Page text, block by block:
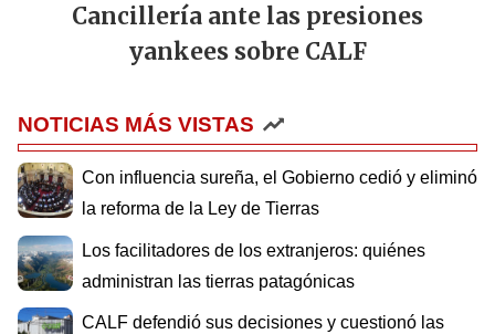
Cancillería ante las presiones
yankees sobre CALF
NOTICIAS MÁS VISTAS
Con influencia sureña, el Gobierno cedió y eliminó
la reforma de la Ley de Tierras
Los facilitadores de los extranjeros: quiénes
administran las tierras patagónicas
CALF defendió sus decisiones y cuestionó las